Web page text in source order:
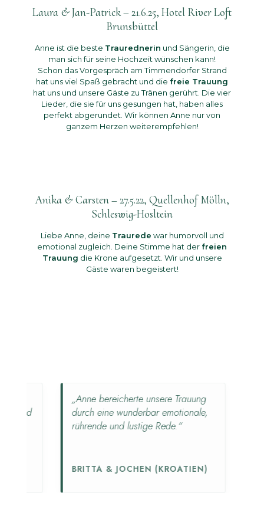
Laura & Jan-Patrick – 21.6.25, Hotel River Loft
Brunsbüttel
Anne ist die beste Traurednerin und Sängerin, die
man sich für seine Hochzeit wünschen kann!
Schon das Vorgespräch am Timmendorfer Strand
hat uns viel Spaß gebracht und die freie Trauung
hat uns und unsere Gäste zu Tränen gerührt. Die vier
Lieder, die sie für uns gesungen hat, haben alles
perfekt abgerundet. Wir können Anne nur von
ganzem Herzen weiterempfehlen!
Anika & Carsten – 27.5.22, Quellenhof Mölln,
Schleswig-Hosltein
Liebe Anne, deine Traurede war humorvoll und
emotional zugleich. Deine Stimme hat der freien
Trauung die Krone aufgesetzt. Wir und unsere
Gäste waren begeistert!
„Anne bereicherte unsere Trauung
durch eine wunderbar emotionale,
rührende und lustige Rede.“
BRITTA & JOCHEN (KROATIEN)